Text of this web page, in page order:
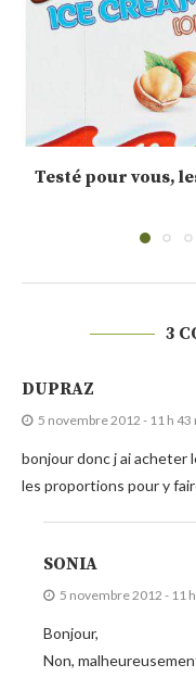
Calendrier de
3
DUPRAZ
5 novembre 2012 - 11 h 43
bonjour donc j ai acheter
les proportions pour y
SONIA
5 novembre 2012 - 11
Bonjour,
Non,